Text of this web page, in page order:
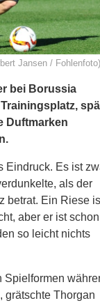
Jansen / Fohlenfoto)
bei Borussia
Duftmarken
Eindruck. Es ist
als der
betrat. Ein Riese
aber er ist schon
so leicht nichts
Spielformen
grätschte Thorgan